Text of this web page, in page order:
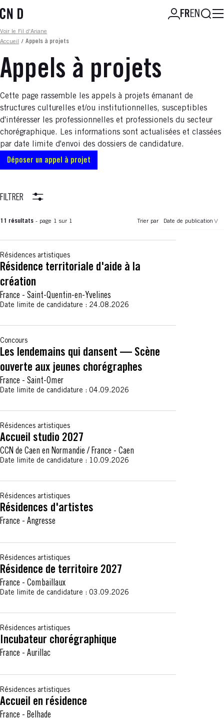
au
principal
FREN
Fil d'ariane
Voir le Fil d'Ariane
Accueil
/ Appels à projets
Appels à projets
Cette page rassemble les appels à projets émanant de
structures culturelles et/ou institutionnelles, susceptibles
d'intéresser les professionnelles et professionels du secteur
chorégraphique. Les informations sont actualisées et classées
par date limite d'envoi des dossiers de candidature.
Déposer un appel à projet
FILTRER
11 résultats - page 1 sur 1 Trier par Date de publication
Résidences artistiques
Résidence territoriale d'aide à la
création
France - Saint-Quentin-en-Yvelines
Date limite de candidature : 24.08.2026
Concours
Les lendemains qui dansent — Scène
ouverte aux jeunes chorégraphes
France - Saint-Omer
Date limite de candidature : 04.09.2026
Résidences artistiques
Accueil studio 2027
CCN de Caen en Normandie / France - Caen
Date limite de candidature : 10.09.2026
Résidences artistiques
Résidences d'artistes
France - Angresse
Résidences artistiques
Résidence de territoire 2027
France - Combaillaux
Date limite de candidature : 03.09.2026
Résidences artistiques
Incubateur chorégraphique
France - Aurillac
Résidences artistiques
Accueil en résidence
France - Belhade